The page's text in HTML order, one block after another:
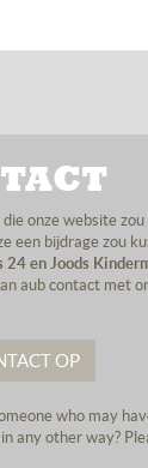
die onze website
een bijdrage zou
24 en Joods
aub contact met
OP
who may
any other way?